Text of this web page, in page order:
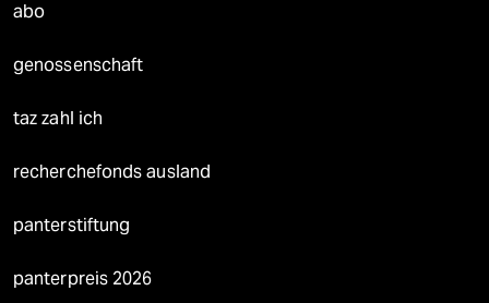
abo
genossenschaft
taz zahl ich
recherchefonds ausland
panterstiftung
panterpreis 2026